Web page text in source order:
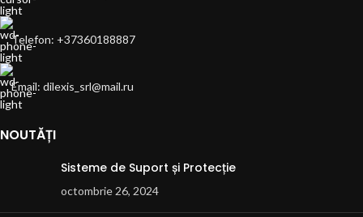
Telefon: +37360188887
Email: dilexis_srl@mail.ru
NOUTĂȚI
Sisteme de Suport și Protecție
octombrie 26, 2024